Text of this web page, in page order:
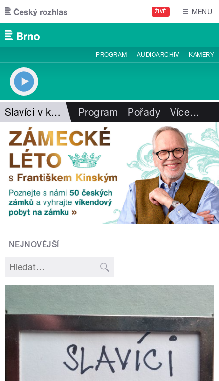
Přejít k hlavnímu obsahu
ŽIVĚ MENU
PROGRAM AUDIOARCHIV KAMERY
Slavíci v krabici Program Pořady Více…
NEJNOVĚJŠÍ